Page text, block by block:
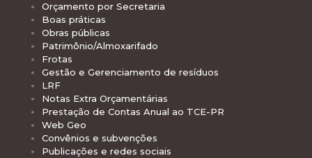
Orçamento por Secretaria
Boas práticas
Obras públicas
Patrimônio/Almoxarifado
Frotas
Gestão e Gerenciamento de resíduos
LRF
Notas Extra Orçamentárias
Prestação de Contas Anual ao TCE-PR
Web Geo
Convênios e subvenções
Publicações e redes sociais